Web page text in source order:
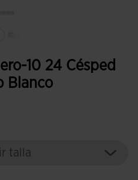
10 24 Césped
Blanco
talla